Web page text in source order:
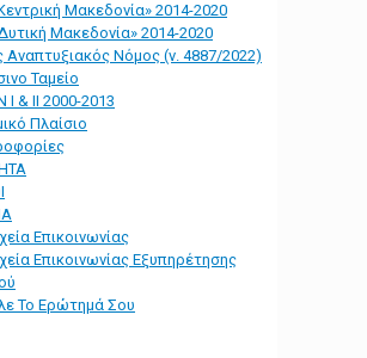
Μακεδονία» 2014-2020
Μακεδονία» 2014-2020
Αναπτυξιακός Νόμος (ν. 4887/2022)
Ταμείο
& ΙΙ 2000-2013
Πλαίσιο
Επικοινωνίας
Επικοινωνίας Εξυπηρέτησης
Το Ερώτημά Σου